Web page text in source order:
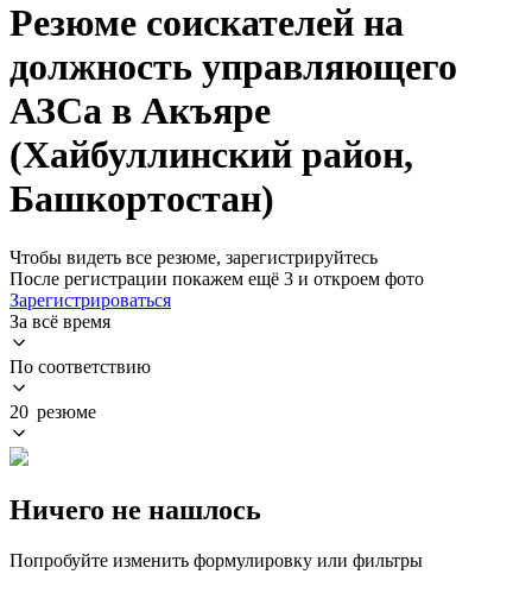
Резюме соискателей на
должность управляющего
АЗСа в Акъяре
(Хайбуллинский район,
Башкортостан)
Чтобы видеть все резюме, зарегистрируйтесь
После регистрации покажем ещё 3 и откроем фото
Зарегистрироваться
За всё время
По соответствию
20 резюме
Ничего не нашлось
Попробуйте изменить формулировку или фильтры